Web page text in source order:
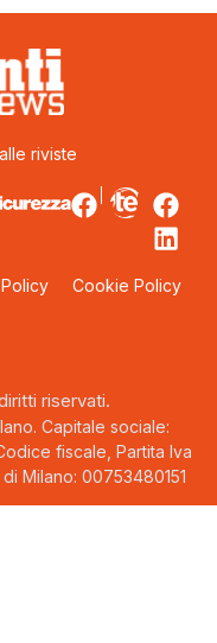
riviste
Cookie Policy
riservati.
Capitale sociale:
fiscale, Partita Iva
Milano: 00753480151